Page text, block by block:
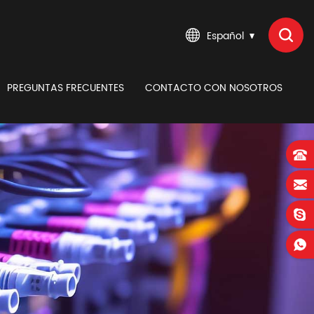
Español
PREGUNTAS FRECUENTES CONTACTO CON NOSOTROS